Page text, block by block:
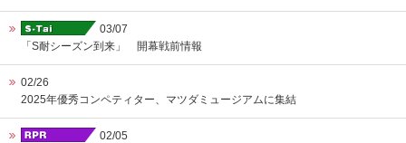
03/07
「S耐シーズン到来」 開幕戦前情報
02/26
2025年優秀コンペティター、マツダミュージアムに集結
02/05